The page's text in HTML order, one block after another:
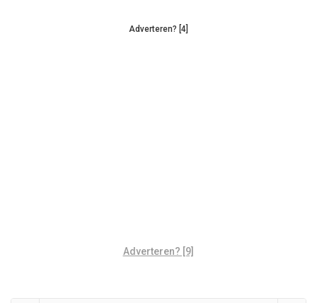
Adverteren? [4]
Adverteren? [9]